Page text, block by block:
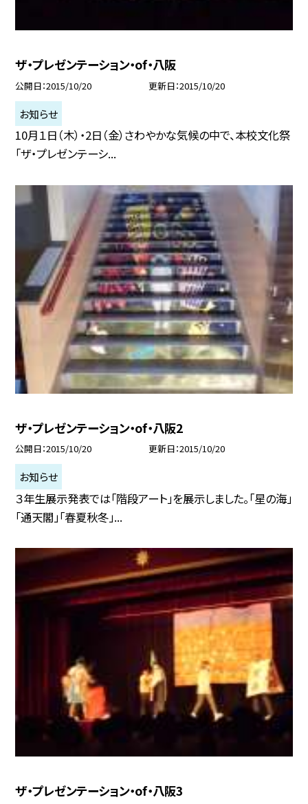
ザ・プレゼンテーション・of・八阪
公開日 2015/10/20 更新日 2015/10/20
お知らせ
10月１日（木）・2日（金）さわやかな気候の中で、本校文化祭
「ザ・プレゼンテーシ...
ザ・プレゼンテーション・of・八阪2
公開日 2015/10/20 更新日 2015/10/20
お知らせ
３年生展示発表では「階段アート」を展示しました。「星の海」
「通天閣」「春夏秋冬」...
ザ・プレゼンテーション・of・八阪3